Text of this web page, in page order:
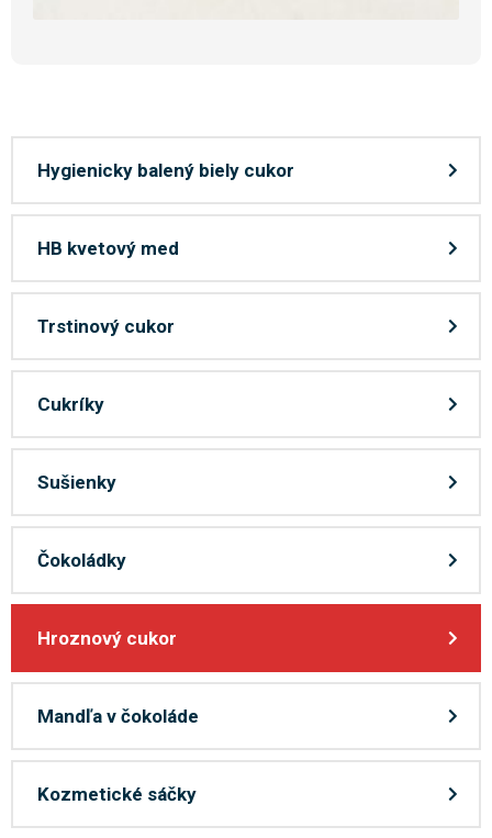
Hygienicky balený biely cukor
HB kvetový med
Trstinový cukor
Cukríky
Sušienky
Čokoládky
Hroznový cukor
Mandľa v čokoláde
Kozmetické sáčky